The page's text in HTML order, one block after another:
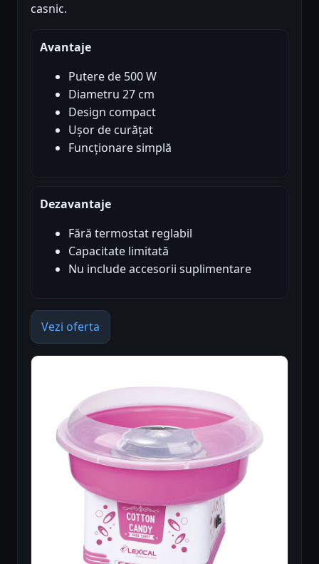
casnic.
Avantaje
Putere de 500 W
Diametru 27 cm
Design compact
Ușor de curățat
Funcționare simplă
Dezavantaje
Fără termostat reglabil
Capacitate limitată
Nu include accesorii suplimentare
Vezi oferta